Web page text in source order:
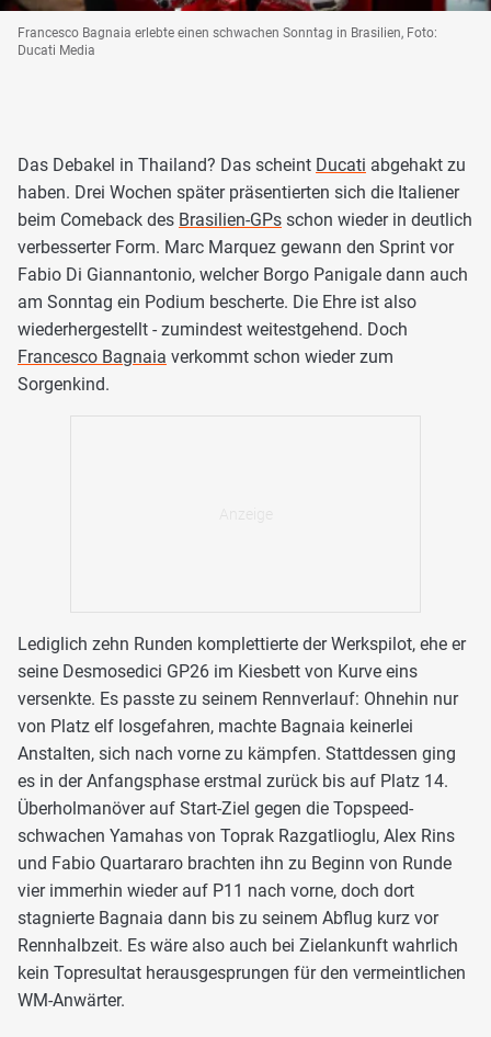
Francesco Bagnaia erlebte einen schwachen Sonntag in Brasilien, Foto:
Ducati Media
Das Debakel in Thailand? Das scheint Ducati abgehakt zu
haben. Drei Wochen später präsentierten sich die Italiener
beim Comeback des Brasilien-GPs schon wieder in deutlich
verbesserter Form. Marc Marquez gewann den Sprint vor
Fabio Di Giannantonio, welcher Borgo Panigale dann auch
am Sonntag ein Podium bescherte. Die Ehre ist also
wiederhergestellt - zumindest weitestgehend. Doch
Francesco Bagnaia verkommt schon wieder zum
Sorgenkind.
Lediglich zehn Runden komplettierte der Werkspilot, ehe er
seine Desmosedici GP26 im Kiesbett von Kurve eins
versenkte. Es passte zu seinem Rennverlauf: Ohnehin nur
von Platz elf losgefahren, machte Bagnaia keinerlei
Anstalten, sich nach vorne zu kämpfen. Stattdessen ging
es in der Anfangsphase erstmal zurück bis auf Platz 14.
Überholmanöver auf Start-Ziel gegen die Topspeed-
schwachen Yamahas von Toprak Razgatlioglu, Alex Rins
und Fabio Quartararo brachten ihn zu Beginn von Runde
vier immerhin wieder auf P11 nach vorne, doch dort
stagnierte Bagnaia dann bis zu seinem Abflug kurz vor
Rennhalbzeit. Es wäre also auch bei Zielankunft wahrlich
kein Topresultat herausgesprungen für den vermeintlichen
WM-Anwärter.